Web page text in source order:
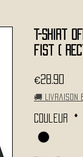
T-Shirt
Fist (
€28.90
🚚 Livraison
Couleur *